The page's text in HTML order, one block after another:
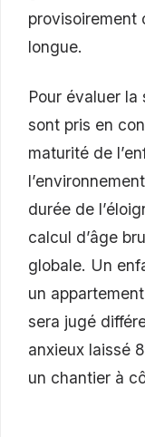
provisoirement
longue.
Pour évaluer
sont pris en
maturité de
durée de
calcul d’âge
globale. Un
un
sera jugé
anxieux laissé
un chantier à